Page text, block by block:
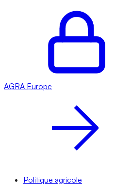
AGRA Europe
Politique agricole